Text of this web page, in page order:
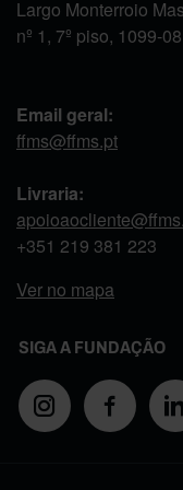
Largo Monterroio
nº 1, 7º piso, 1099-
Email geral:
ffms@ffms.pt
Livraria:
+351 219 381 223
Ver no mapa
SIGA A FUNDAÇÃO